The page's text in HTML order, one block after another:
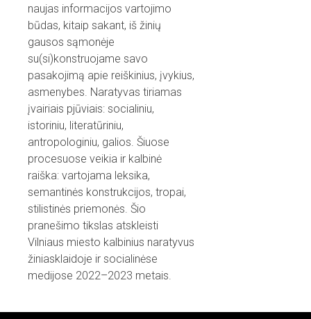
naujas informacijos vartojimo
būdas, kitaip sakant, iš žinių
gausos sąmonėje
su(si)konstruojame savo
pasakojimą apie reiškinius, įvykius,
asmenybes. Naratyvas tiriamas
įvairiais pjūviais: socialiniu,
istoriniu, literatūriniu,
antropologiniu, galios. Šiuose
procesuose veikia ir kalbinė
raiška: vartojama leksika,
semantinės konstrukcijos, tropai,
stilistinės priemonės. Šio
pranešimo tikslas atskleisti
Vilniaus miesto kalbinius naratyvus
žiniasklaidoje ir socialinėse
medijose 2022–2023 metais.